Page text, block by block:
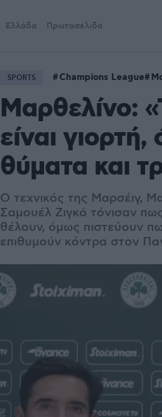
Ελλάδα Πρωτοσέλιδα
SPORTS Champions League
Μαρθελίνο:
είναι
θύματα και
Ο τεχνικός της Μαρσέιγ,
Σαμουέλ Ζιγκό τόνισαν
θέλουν, όμως πιστεύουν
επιθυμούν κόντρα στον